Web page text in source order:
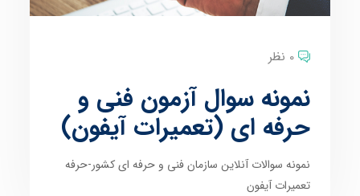
0 نظر
نمونه سوال آزمون فنی و
حرفه ای (تعمیرات آیفون)
نمونه سوالات آنلاین سازمان فنی و حرفه ای کشور-حرفه
تعمیرات آیفون